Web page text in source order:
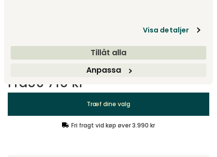
Visa detaljer
Tillåt alla
Anpassa
Træf dine valg
Fra56 710 kr
Træf dine valg
Fri fragt vid køp øver 3.990 kr